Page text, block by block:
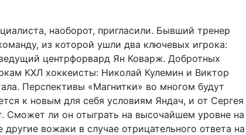
наоборот, пригласили. Бывший тренер
из которой ушли два ключевых игрока:
центрфорвард Ян Коварж. Добротных
КХЛ хоккеисты: Николай Кулемин и Виктор
Перспективы «Магнитки» во многом будут
к новым для себя условиям Яндач, и от Сергея
Сможет ли он отыграть на высочайшем уровне на
вожаки в случае отрицательного ответа на